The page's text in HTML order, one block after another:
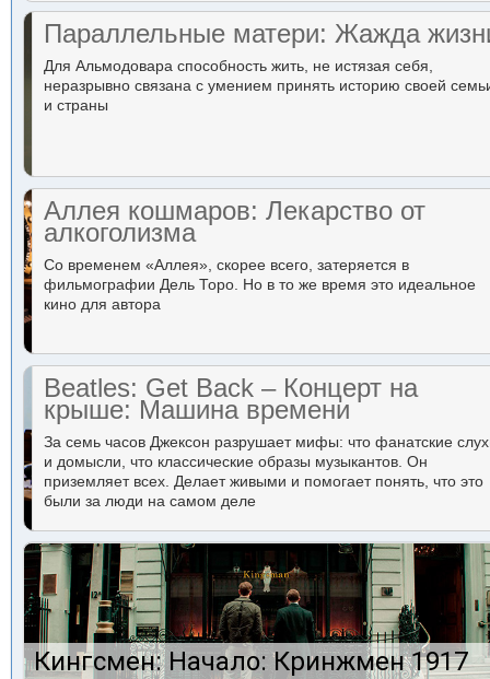
Параллельные матери: Жажда
Для Альмодовара способность жить, не истязая себя,
неразрывно связана с умением принять историю своей
и страны
Аллея кошмаров: Лекарство от
алкоголизма
Со временем «Аллея», скорее всего, затеряется в
фильмографии Дель Торо. Но в то же время это идеальное
кино для автора
Beatles: Get Back – Концерт на
крыше: Машина времени
За семь часов Джексон разрушает мифы: что фанатские
и домысли, что классические образы музыкантов. Он
приземляет всех. Делает живыми и помогает понять, что это
были за люди на самом деле
Кингсмен: Начало: Кринжмен 1917